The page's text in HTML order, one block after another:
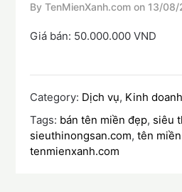
By TenMienXanh.com on 13/08/
Giá bán: 50.000.000 VND
Category: Dịch vụ, Kinh doanh
Tags: bán tên miền đẹp, siêu
sieuthinongsan.com,tên
tenmienxanh.com